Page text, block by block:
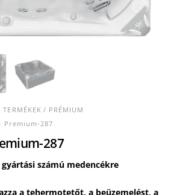
TERMÉKEK / PRÉMIUM
287
287
számú medencékre
a tehermotetőt, a beüzemelést, a